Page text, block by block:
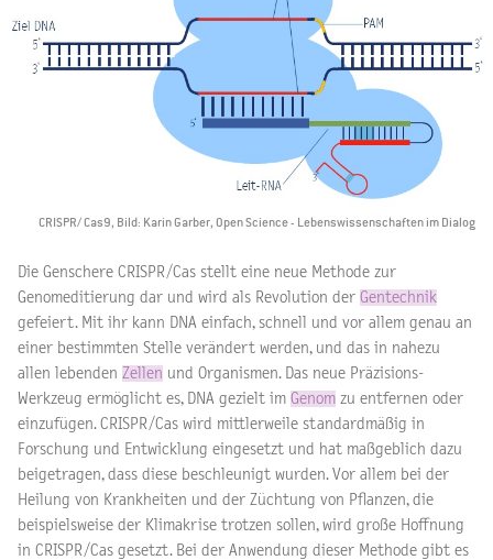
CRISPR/ Cas9, Bild: Karin Garber, Open Science - Lebenswissenschaften im Dialog
Die Genschere CRISPR/Cas stellt eine neue Methode zur
Genomeditierung dar und wird als Revolution der Gentechnik
gefeiert. Mit ihr kann DNA einfach, schnell und vor allem genau an
einer bestimmten Stelle verändert werden, und das in nahezu
allen lebenden Zellen und Organismen. Das neue Präzisions-
Werkzeug ermöglicht es, DNA gezielt im Genom zu entfernen oder
einzufügen. CRISPR/Cas wird mittlerweile standardmäßig in
Forschung und Entwicklung eingesetzt und hat maßgeblich dazu
beigetragen, dass diese beschleunigt wurden. Vor allem bei der
Heilung von Krankheiten und der Züchtung von Pflanzen, die
beispielsweise der Klimakrise trotzen sollen, wird große Hoffnung
in CRISPR/Cas gesetzt. Bei der Anwendung dieser Methode gibt es